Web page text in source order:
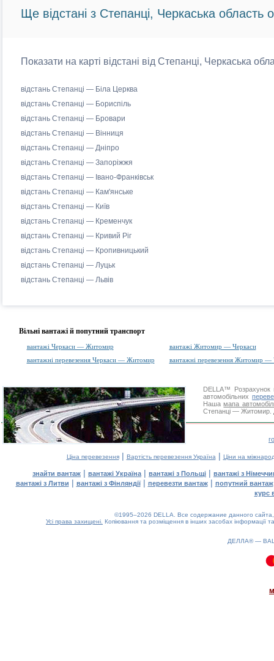
Ще відстані з Степанці, Черкаська область
Показати на карті відстані від Степанці, Черкаська
відстань Степанці — Біла Церква
відстань Степанці — Бориспіль
відстань Степанці — Бровари
відстань Степанці — Вінниця
відстань Степанці — Дніпро
відстань Степанці — Запоріжжя
відстань Степанці — Івано-Франківськ
відстань Степанці — Кам'янське
відстань Степанці — Київ
відстань Степанці — Кременчук
відстань Степанці — Кривий Ріг
відстань Степанці — Кропивницький
відстань Степанці — Луцьк
відстань Степанці — Львів
Вільні вантажі й попутний транспорт
вантажі Черкаси — Житомир
вантажі Житомир — Черкаси
вантажні перевезення Черкаси — Житомир
вантажні перевезення Житомир —
DELLA™
Розрахунок
автомобільних
Нашамапа
Степанці — Житомир.
Ціна перевезення| Вартість перевезення Україна | Ціни на
знайти вантаж | вантажі Україна | вантажі з Польщі | вантажі з
вантажі з Литви | вантажі з Фінляндії| перевезти вантаж| попутний вантаж
курс
©1995–2026 DELLA. Все содержание данного
Усі права захищені. Копіювання та розміщення в інших засобах інформації
ДЕЛЛА® —